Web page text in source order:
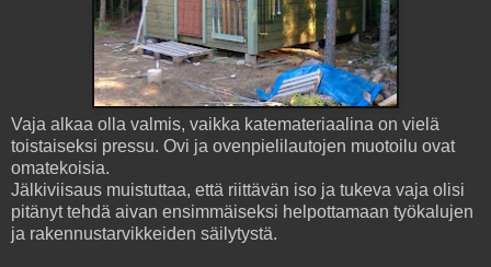
Vaja alkaa olla valmis, vaikka katemateriaalina on vielä
toistaiseksi pressu. Ovi ja ovenpielilautojen muotoilu ovat
omatekoisia.
Jälkiviisaus muistuttaa, että riittävän iso ja tukeva vaja olisi
pitänyt tehdä aivan ensimmäiseksi helpottamaan työkalujen
ja rakennustarvikkeiden säilytystä.